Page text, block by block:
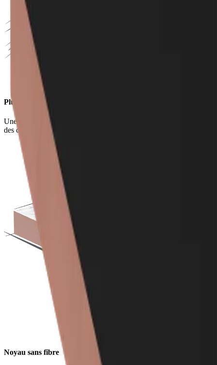
Plus d'espace
Une solution thermique haute performante en mousse rigide pour
des constructions fines et donc plus d'espace.
Noyau sans fibre